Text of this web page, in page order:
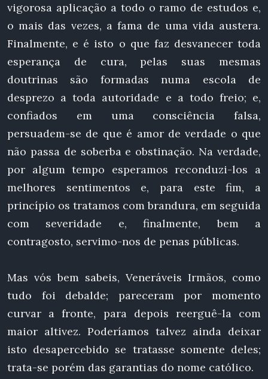
vigorosa aplicação a todo o ramo de estudos e,
o mais das vezes, a fama de uma vida austera.
Finalmente, e é isto o que faz desvanecer toda
esperança de cura, pelas suas mesmas
doutrinas são formadas numa escola de
desprezo a toda autoridade e a todo freio; e,
confiados em uma consciência falsa,
persuadem-se de que é amor de verdade o que
não passa de soberba e obstinação. Na verdade,
por algum tempo esperamos reconduzi-los a
melhores sentimentos e, para este fim, a
princípio os tratamos com brandura, em seguida
com severidade e, finalmente, bem a
contragosto, servimo-nos de penas públicas.
Mas vós bem sabeis, Veneráveis Irmãos, como
tudo foi debalde; pareceram por momento
curvar a fronte, para depois reerguê-la com
maior altivez. Poderíamos talvez ainda deixar
isto desapercebido se tratasse somente deles;
trata-se porém das garantias do nome católico.